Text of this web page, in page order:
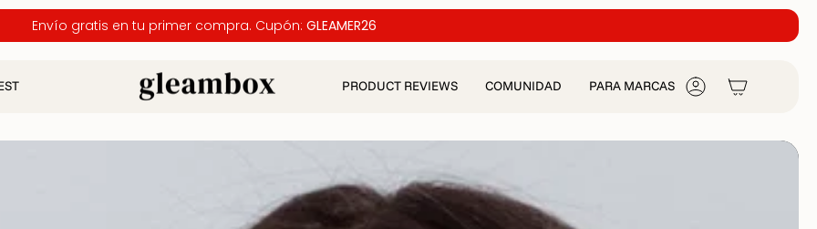
Envío gratis en tu primer compra. Cupón: GLEAMER26
PRODUCT REVIEWS COMUNIDAD PARA MARCAS CUENTA